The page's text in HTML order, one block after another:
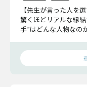
【先生が言った人を
驚くほどリアルな縁
手”はどんな人物なの
けて詳細に鑑定いた